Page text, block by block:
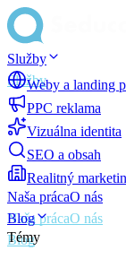
Služby
Weby a landing
PPC reklama
Vizuálna identita
SEO a obsah
Realitný
Naša prácaO nás
Blog
Témy